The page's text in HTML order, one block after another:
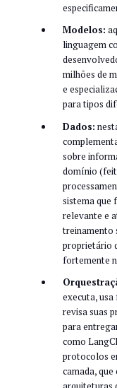
Modelos:
linguagem
milhões de
e
para tipos
Dados:
sobre
domínio
sistema que
relevante e
treinamento
proprietário
fortemente
executa,
revisa suas
para
como
protocolos
camada,